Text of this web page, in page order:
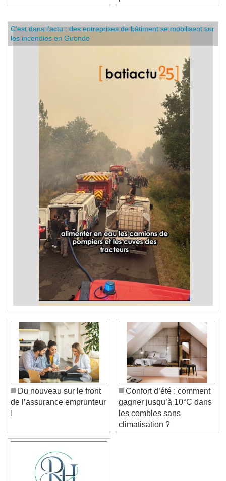
performance
C'est dans l'actu : des entreprises de bâtiment se mobilisent sur
les incendies en Gironde
Du nouveau sur le front
de l’assurance emprunteur
Confort d’été : comment
gagner jusqu’à 10°C dans
les combles sans
climatisation ?